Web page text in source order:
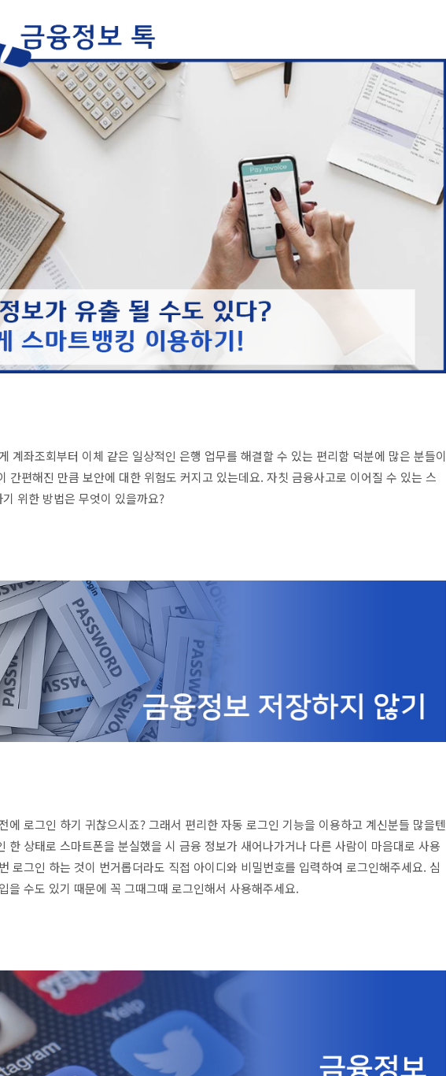
계좌조회부터 이체 같은 일상적인 은행 업무를 해결할 수 있는 편리함 덕분에 많은 분들이
간편해진 만큼 보안에 대한 위험도 커지고 있는데요. 자칫 금융사고로 이어질 수 있는 스
위한 방법은 무엇이 있을까요?
에 로그인 하기 귀찮으시죠? 그래서 편리한 자동 로그인 기능을 이용하고 계신분들 많을텐
한 상태로 스마트폰을 분실했을 시 금융 정보가 새어나가거나 다른 사람이 마음대로 사용
로그인 하는 것이 번거롭더라도 직접 아이디와 비밀번호를 입력하여 로그인해주세요. 심
을 수도 있기 때문에 꼭 그때그때 로그인해서 사용해주세요.